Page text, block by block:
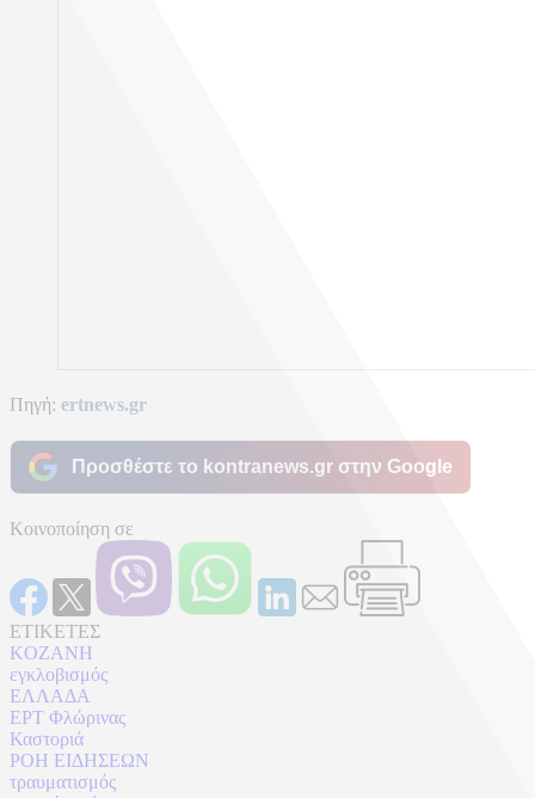
Πηγή: ertnews.gr
Προσθέστε το kontranews.gr στην Google
Κοινοποίηση σε
ΕΤΙΚΕΤΕΣ
KOZANH
εγκλοβισμός
ΕΛΛΑΔΑ
ΕΡΤ Φλώρινας
Καστοριά
ΡΟΗ ΕΙΔΗΣΕΩΝ
τραυματισμός